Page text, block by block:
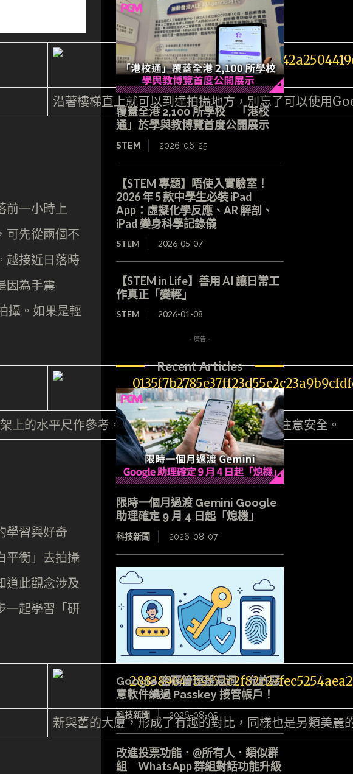
沿著樓梯直上就可以到達拍攝地方，別忘了可以使用
前一小時上
可先從兩個不
越接近日落時
因為手震
攝。如果是輕
上的水平尺作參考。緊記在山上拍攝，時刻也必須注意安全。
學習與好奇
平衡」去拍攝
道此觀念涉及
一起學習「研
新與舊的大廈，形成了有趣的對比，同樣也是另類美麗
覆蓋全港 2,100 所學校 「港校
通」於學與教博覽首度公開展示
STEM 2026-06-25
【STEM 專題】唔使入實驗室！
2026 年 5 款中學生必裝 iPad
App：虛擬化學反應、AR 解剖、
iPad 變身科學記錄儀
STEM 2026-05-07
【STEM in Life】善用 AI 讓日常工
作真正「變輕」
STEM 2026-01-08
- 廣告 -
Recent Articles
限時一個月過渡 Gemini Google
助理確定 9 月 4 日起「熄機」
科技新聞 2026-08-07
Google 密碼管理器漏洞 允許惡
意軟件繞過 Passkey 接管帳戶！
科技新聞 2026-08-05
改進投票功能．@所有人．類似群
組 WhatsApp 群組對話功能升級